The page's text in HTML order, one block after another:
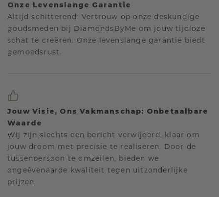
Onze Levenslange Garantie
Altijd schitterend: Vertrouw op onze deskundige
goudsmeden bij DiamondsByMe om jouw tijdloze
schat te creëren. Onze levenslange garantie biedt
gemoedsrust.
Jouw Visie, Ons Vakmanschap: Onbetaalbare
Waarde
Wij zijn slechts een bericht verwijderd, klaar om
jouw droom met precisie te realiseren. Door de
tussenpersoon te omzeilen, bieden we
ongeëvenaarde kwaliteit tegen uitzonderlijke
prijzen.